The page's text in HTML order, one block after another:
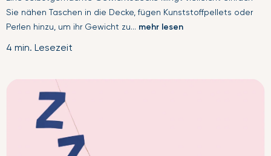
Sie nähen Taschen in die Decke, fügen Kunststoffpellets oder
Perlen hinzu, um ihr Gewicht zu... mehr lesen
4 min. Lesezeit